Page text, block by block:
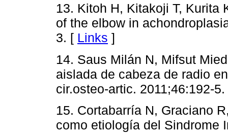
13. Kitoh H, Kitakoji T, Kurita
of the elbow in
3. [ Links ]
14. Saus Milán N, Mifsut
aislada de cabeza de radio
cir.osteo-artic. 2011;46:192-
15. Cortabarría N, Graciano
como etiología del Sindrome